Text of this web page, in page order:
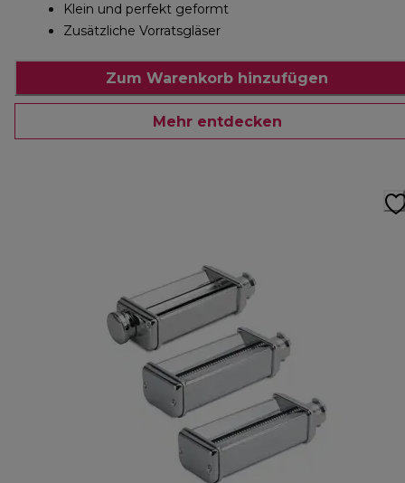
Klein und perfekt geformt
Zusätzliche Vorratsgläser
Zum Warenkorb hinzufügen
Mehr entdecken